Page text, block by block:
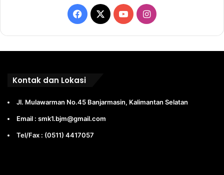
Facebook
X YouTubeInstagram
Kontak dan Lokasi
Jl. Mulawarman No.45 Banjarmasin, Kalimantan Selatan
Email : smk1.bjm@gmail.com
Tel/Fax : (0511) 4417057